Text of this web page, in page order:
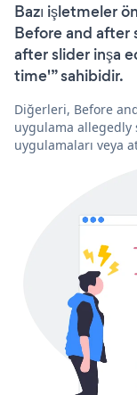
Bazı işletmeler
Before and after
after slider inşa
time'” sahibidir.
Diğerleri, Before
uygulama allegedly
uygulamaları veya